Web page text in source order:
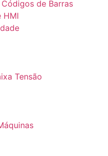
de Barras
HMI
Tensão